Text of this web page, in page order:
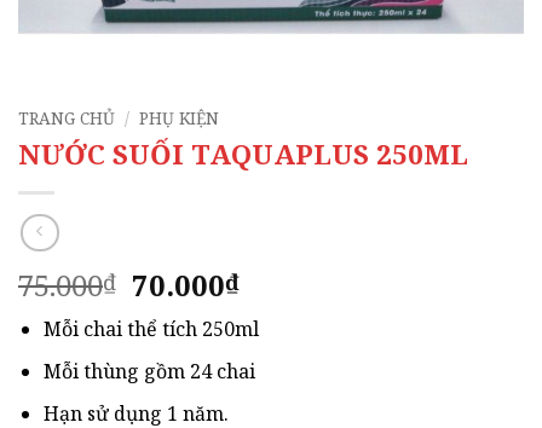
TRANG CHỦ / PHỤ KIỆN
NƯỚC SUỐI TAQUAPLUS 250ML
75.000₫ Giá
gốc
là:
75.000₫.
70.000₫Giá
hiện
tại
là:
Mỗi chai thể tích 250ml
Mỗi thùng gồm 24 chai
Hạn sử dụng 1 năm.